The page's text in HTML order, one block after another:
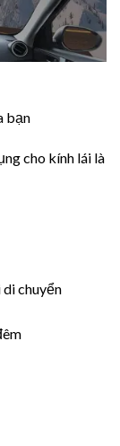
bạn
cho kính lái là
chuyển